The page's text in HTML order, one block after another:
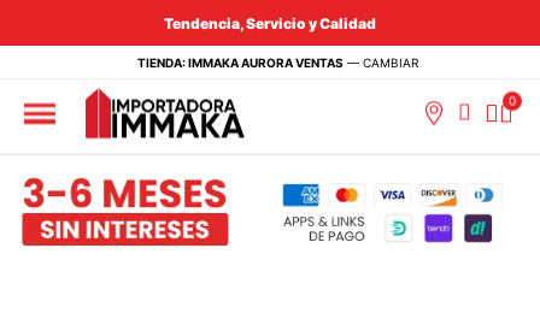
Tendencia, Servicio y Calidad
TIENDA: IMMAKA AURORA VENTAS — CAMBIAR